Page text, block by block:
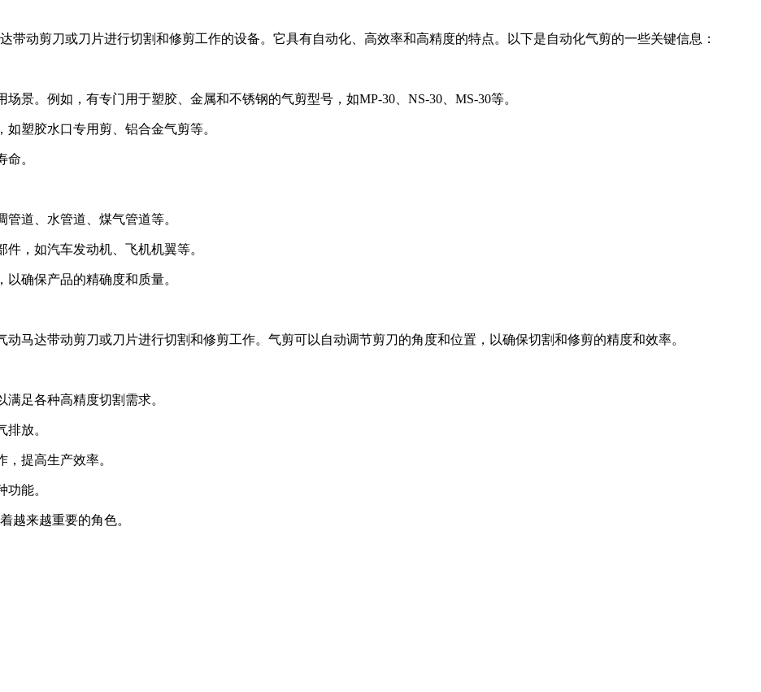
带动剪刀或刀片进行切割和修剪工作的设备。它具有自动化、高效率和高精度的特点。以下是自动化气剪的一些关键信息：
景。例如，有专门用于塑胶、金属和不锈钢的气剪型号，如MP-30、NS-30、MS-30等。
塑胶水口专用剪、铝合金气剪等。
。
道、水管道、煤气管道等。
，如汽车发动机、飞机机翼等。
确保产品的精确度和质量。
马达带动剪刀或刀片进行切割和修剪工作。气剪可以自动调节剪刀的角度和位置，以确保切割和修剪的精度和效率。
足各种高精度切割需求。
放。
提高生产效率。
能。
越来越重要的角色。